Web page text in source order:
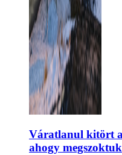
Váratlanul kitört
ahogy megszoktuk